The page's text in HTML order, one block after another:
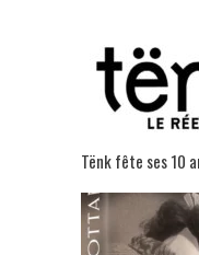
Tënk fête ses 10